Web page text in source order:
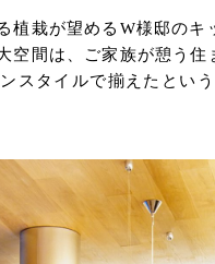
植栽が望めるW様邸のキ
間は、ご家族が憩う住
スタイルで揃えたとい